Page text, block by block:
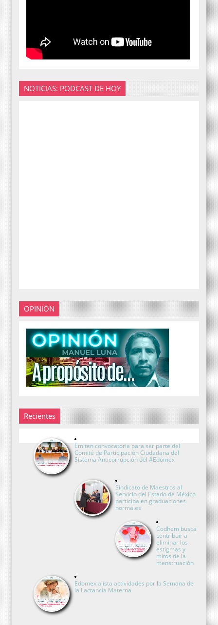
NOTICIAS: PODCAST DE HOY
OPINIÓN
Recientes
Emiten convocatoria para ser parte del
Comité de Participación Ciudadana del
Sistema Anticorrupción del #Edomex
Sindicato de Maestros al
Servicio del Estado de México
participa en graduaciones
normales
Codhem busca
contribuir a
eliminar los
estigmas y
mitos de la
menstruación
Edomex alista actividades por la Semana de
la Lactancia Materna